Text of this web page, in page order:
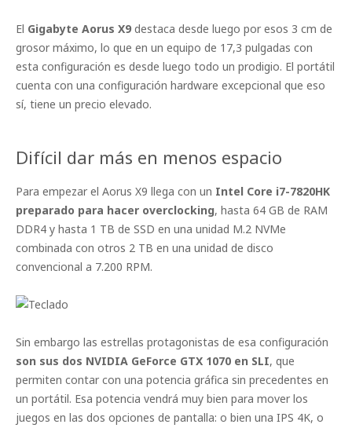
El Gigabyte Aorus X9 destaca desde luego por esos 3 cm de
grosor máximo, lo que en un equipo de 17,3 pulgadas con
esta configuración es desde luego todo un prodigio. El portátil
cuenta con una configuración hardware excepcional que eso
sí, tiene un precio elevado.
Difícil dar más en menos espacio
Para empezar el Aorus X9 llega con un Intel Core i7-7820HK
preparado para hacer overclocking, hasta 64 GB de RAM
DDR4 y hasta 1 TB de SSD en una unidad M.2 NVMe
combinada con otros 2 TB en una unidad de disco
convencional a 7.200 RPM.
Sin embargo las estrellas protagonistas de esa configuración
son sus dos NVIDIA GeForce GTX 1070 en SLI, que
permiten contar con una potencia gráfica sin precedentes en
un portátil. Esa potencia vendrá muy bien para mover los
juegos en las dos opciones de pantalla: o bien una IPS 4K, o